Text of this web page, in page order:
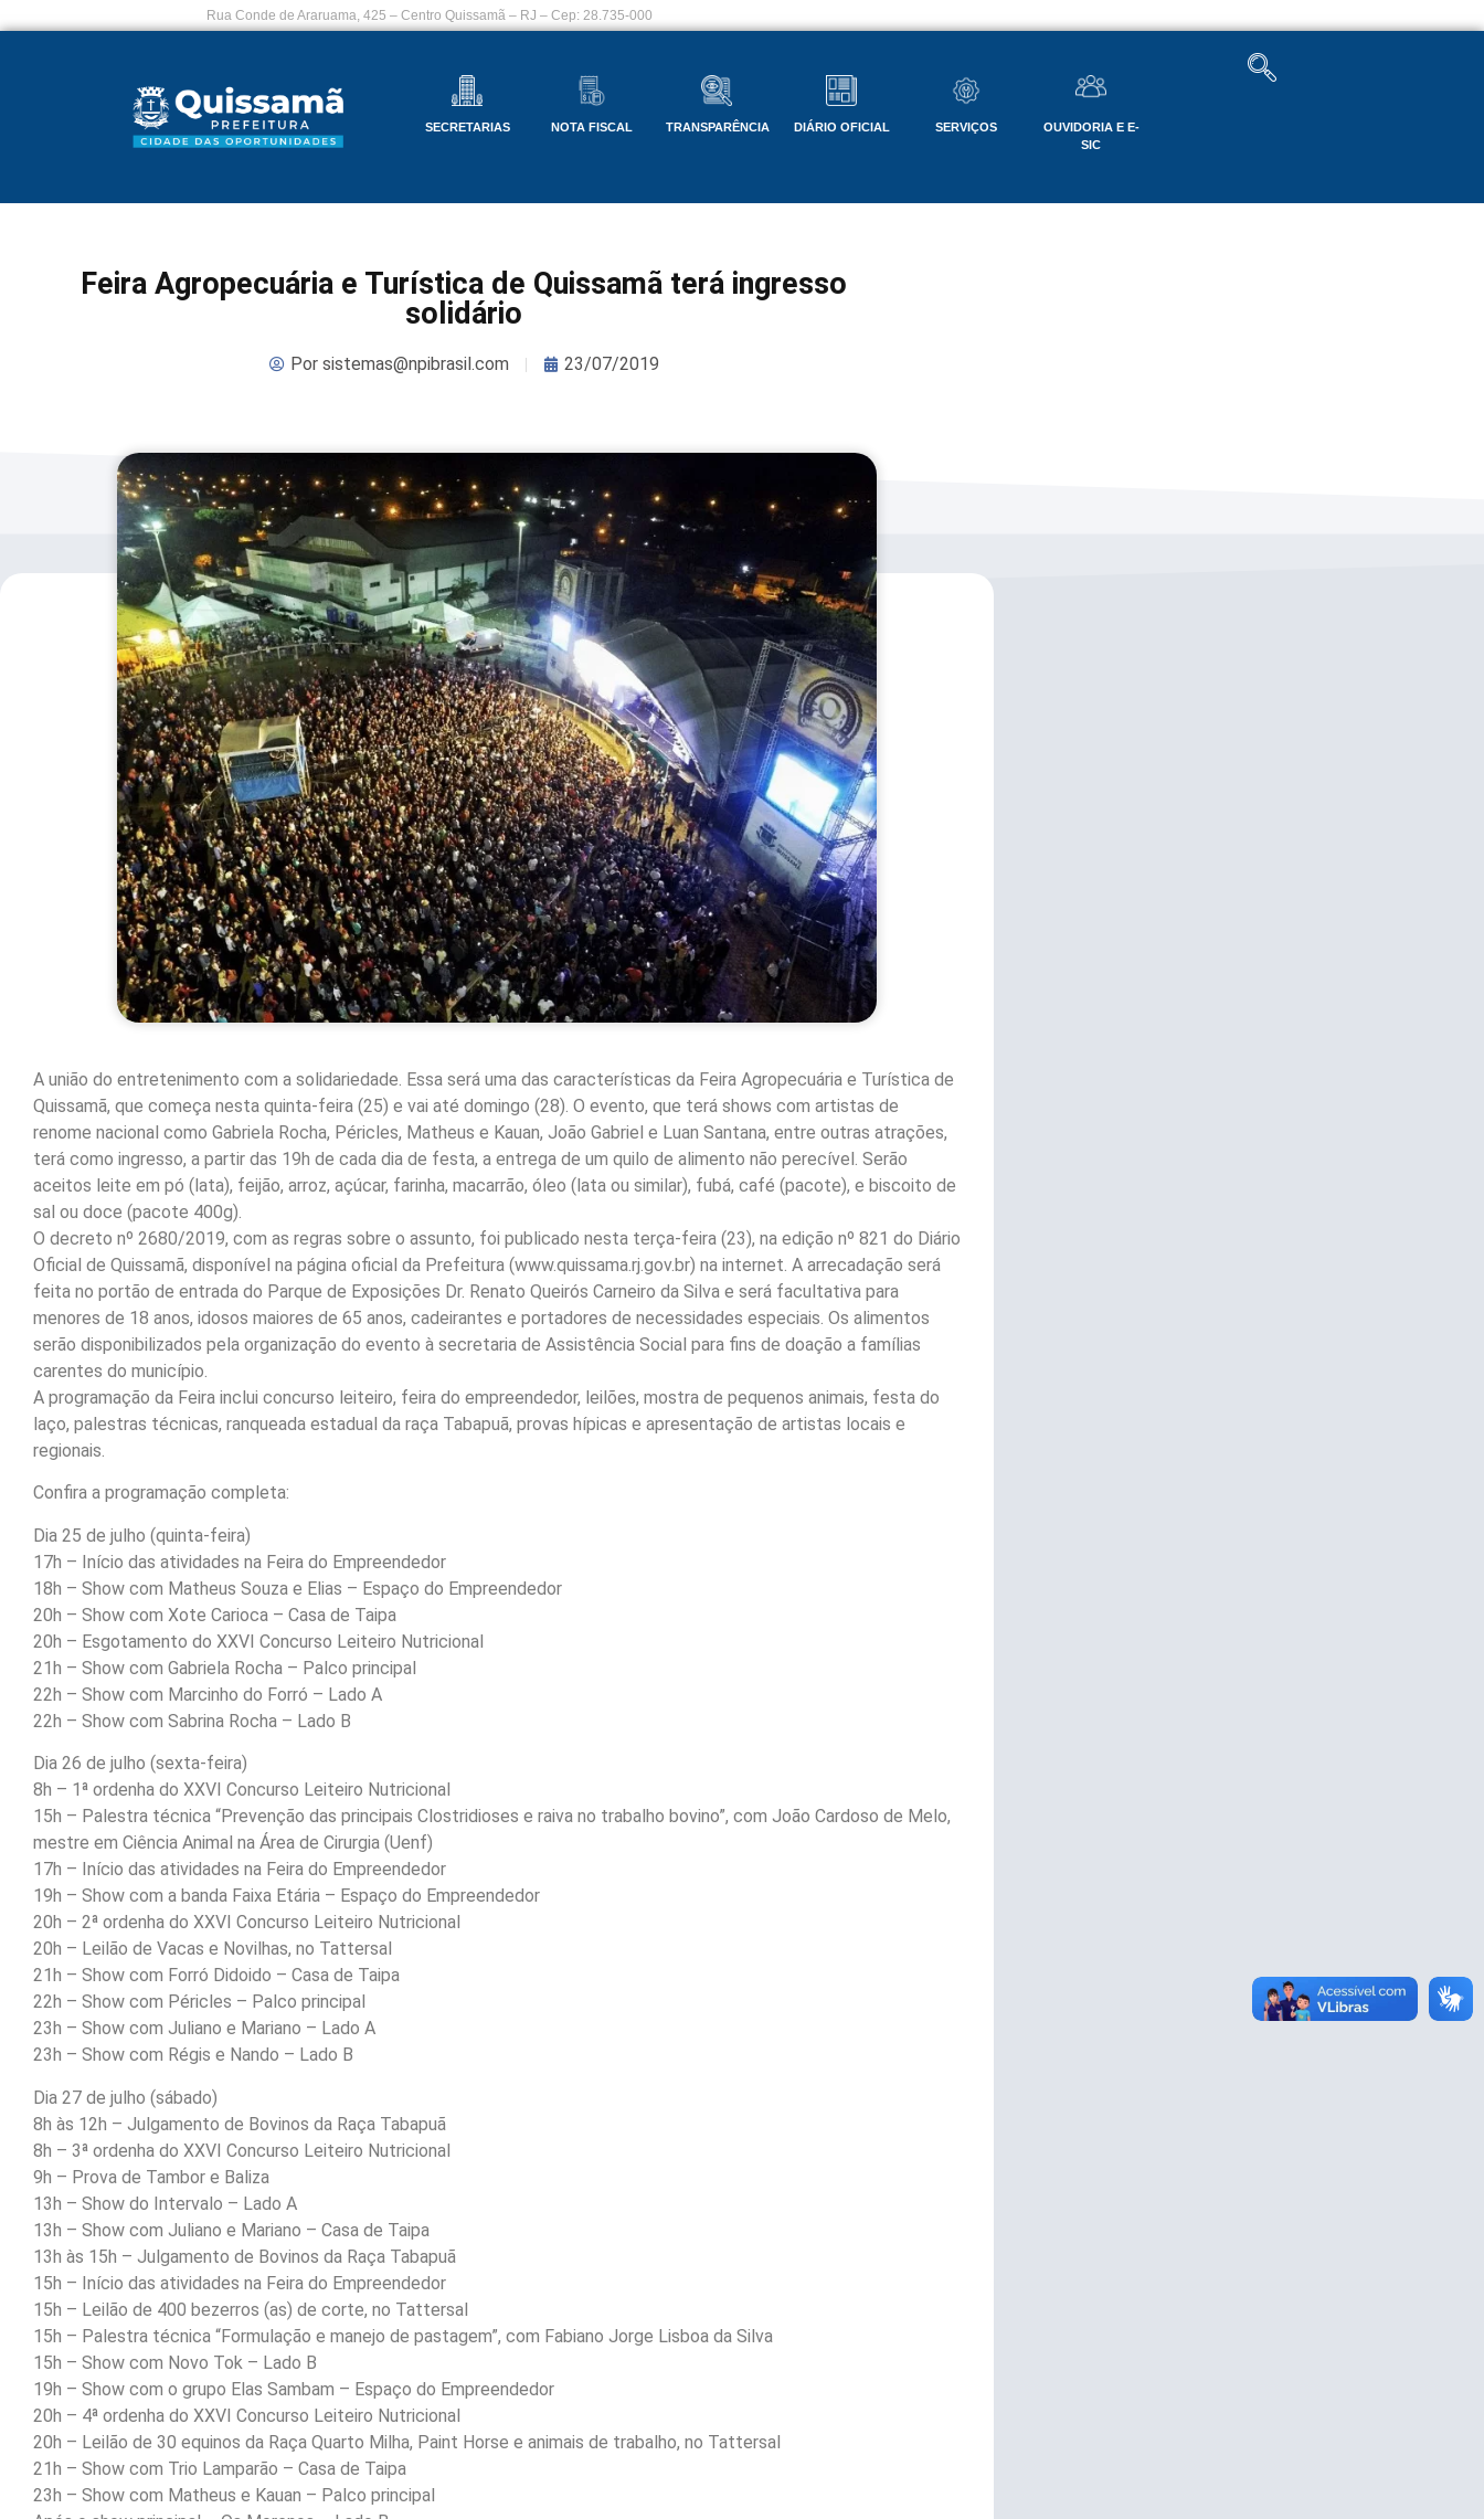
Rua Conde de Araruama, 425 – Centro Quissamã – RJ – Cep: 28.735-000
SECRETARIAS NOTA FISCAL TRANSPARÊNCIA DIÁRIO OFICIAL SERVIÇOS
OUVIDORIA E E-
SIC
Feira Agropecuária e Turística de Quissamã terá ingresso
solidário
Porsistemas@npibrasil.com 23/07/2019
A união do entretenimento com a solidariedade. Essa será uma das características da Feira Agropecuária e Turística de
Quissamã, que começa nesta quinta-feira (25) e vai até domingo (28). O evento, que terá shows com artistas de
renome nacional como Gabriela Rocha, Péricles, Matheus e Kauan, João Gabriel e Luan Santana, entre outras atrações,
terá como ingresso, a partir das 19h de cada dia de festa, a entrega de um quilo de alimento não perecível. Serão
aceitos leite em pó (lata), feijão, arroz, açúcar, farinha, macarrão, óleo (lata ou similar), fubá, café (pacote), e biscoito de
sal ou doce (pacote 400g).
O decreto nº 2680/2019, com as regras sobre o assunto, foi publicado nesta terça-feira (23), na edição nº 821 do Diário
Oficial de Quissamã, disponível na página oficial da Prefeitura (www.quissama.rj.gov.br) na internet. A arrecadação será
feita no portão de entrada do Parque de Exposições Dr. Renato Queirós Carneiro da Silva e será facultativa para
menores de 18 anos, idosos maiores de 65 anos, cadeirantes e portadores de necessidades especiais. Os alimentos
serão disponibilizados pela organização do evento à secretaria de Assistência Social para fins de doação a famílias
carentes do município.
A programação da Feira inclui concurso leiteiro, feira do empreendedor, leilões, mostra de pequenos animais, festa do
laço, palestras técnicas, ranqueada estadual da raça Tabapuã, provas hípicas e apresentação de artistas locais e
regionais.
Confira a programação completa:
Dia 25 de julho (quinta-feira)
17h – Início das atividades na Feira do Empreendedor
18h – Show com Matheus Souza e Elias – Espaço do Empreendedor
20h – Show com Xote Carioca – Casa de Taipa
20h – Esgotamento do XXVI Concurso Leiteiro Nutricional
21h – Show com Gabriela Rocha – Palco principal
22h – Show com Marcinho do Forró – Lado A
22h – Show com Sabrina Rocha – Lado B
Dia 26 de julho (sexta-feira)
8h – 1ª ordenha do XXVI Concurso Leiteiro Nutricional
15h – Palestra técnica “Prevenção das principais Clostridioses e raiva no trabalho bovino”, com João Cardoso de Melo,
mestre em Ciência Animal na Área de Cirurgia (Uenf)
17h – Início das atividades na Feira do Empreendedor
19h – Show com a banda Faixa Etária – Espaço do Empreendedor
20h – 2ª ordenha do XXVI Concurso Leiteiro Nutricional
20h – Leilão de Vacas e Novilhas, no Tattersal
21h – Show com Forró Didoido – Casa de Taipa
22h – Show com Péricles – Palco principal
23h – Show com Juliano e Mariano – Lado A
23h – Show com Régis e Nando – Lado B
Dia 27 de julho (sábado)
8h às 12h – Julgamento de Bovinos da Raça Tabapuã
8h – 3ª ordenha do XXVI Concurso Leiteiro Nutricional
9h – Prova de Tambor e Baliza
13h – Show do Intervalo – Lado A
13h – Show com Juliano e Mariano – Casa de Taipa
13h às 15h – Julgamento de Bovinos da Raça Tabapuã
15h – Início das atividades na Feira do Empreendedor
15h – Leilão de 400 bezerros (as) de corte, no Tattersal
15h – Palestra técnica “Formulação e manejo de pastagem”, com Fabiano Jorge Lisboa da Silva
15h – Show com Novo Tok – Lado B
19h – Show com o grupo Elas Sambam – Espaço do Empreendedor
20h – 4ª ordenha do XXVI Concurso Leiteiro Nutricional
20h – Leilão de 30 equinos da Raça Quarto Milha, Paint Horse e animais de trabalho, no Tattersal
21h – Show com Trio Lamparão – Casa de Taipa
23h – Show com Matheus e Kauan – Palco principal